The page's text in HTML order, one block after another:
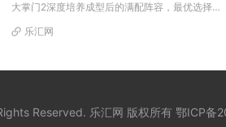
大掌门2深度培养成型后的满配阵容，最优选择为寒冰阵，烈焰阵可作为针对性备选，其余基础阵法在深度养成阶段性价比偏低，无法充...
乐汇网
Reserved. 乐汇网 版权所有 鄂ICP备